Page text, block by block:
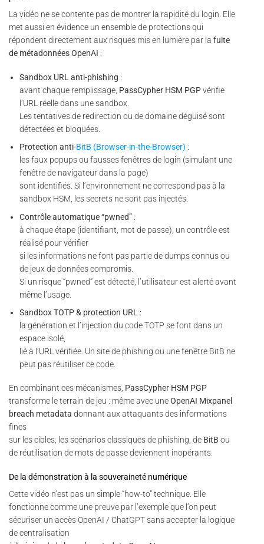
La vidéo ne se contente pas de montrer la rapidité du login. Elle
met aussi en évidence un ensemble de protections qui
répondent directement aux risques mis en lumière par la fuite
de métadonnées OpenAI :
Sandbox URL anti-phishing :
avant chaque remplissage, PassCypher HSM PGPvérifie
l’URL réelle dans une sandbox.
Les tentatives de redirection ou de domaine déguisé sont
détectées et bloquées.
Protection anti-BitB (Browser-in-the-Browser) :
les faux popups ou fausses fenêtres de login (simulant une
fenêtre de navigateur dans la page)
sont identifiés. Si l’environnement ne correspond pas à la
sandbox HSM, les secrets ne sont pas injectés.
Contrôle automatique “pwned” :
à chaque étape (identifiant, mot de passe), un contrôle est
réalisé pour vérifier
si les informations ne font pas partie de dumps connus ou
de jeux de données compromis.
Si un risque “pwned” est détecté, l’utilisateur est alerté avant
même l’usage.
Sandbox TOTP & protection URL :
la génération et l’injection du code TOTP se font dans un
espace isolé,
lié à l’URL vérifiée. Un site de phishing ou une fenêtre BitB ne
peut pas réutiliser ce code.
En combinant ces mécanismes, PassCypher HSM PGP
transforme le terrain de jeu : même avec uneOpenAI Mixpanel
breach metadata donnant aux attaquants des informations
fines
sur les cibles, les scénarios classiques de phishing, de BitB ou
de réutilisation de mots de passe deviennent inopérants.
De la démonstration à la souveraineté numérique
Cette vidéo n’est pas un simple “how-to” technique. Elle
fonctionne comme une preuve par l’exemple que l’on peut
sécuriser un accès OpenAI / ChatGPT sans accepter la logique
de centralisation